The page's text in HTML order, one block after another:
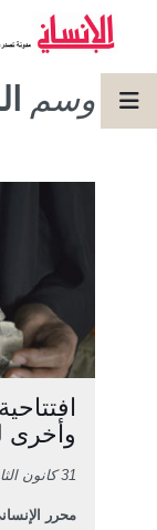
وسم
وأخرى
31 كانون الثاني / يناير، 2022
محرر